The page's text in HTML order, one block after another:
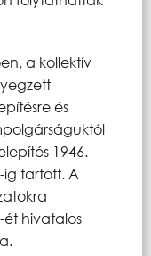
a kollektív
és
1946.
ig tartott. A
ét hivatalos